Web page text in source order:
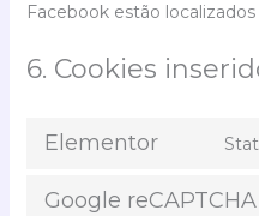
Facebook estão
6. Cookies
Elementor
Google reCAPTCHA